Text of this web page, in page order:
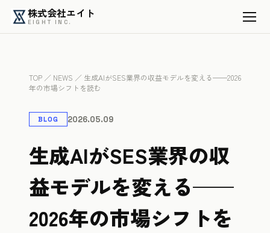
株式会社エイト
EIGHT INC.
TOP ／ NEWS ／ 生成AIがSES業界の収益モデルを変える——2026
年の市場シフトを読む
BLOG 2026.05.09
生成AIがSES業界の収
益モデルを変える——
2026年の市場シフトを